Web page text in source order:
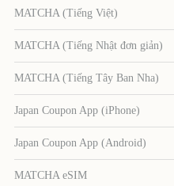
MATCHA (Tiếng Việt)
MATCHA (Tiếng Nhật đơn giản)
MATCHA (Tiếng Tây Ban Nha)
Japan Coupon App (iPhone)
Japan Coupon App (Android)
MATCHA eSIM